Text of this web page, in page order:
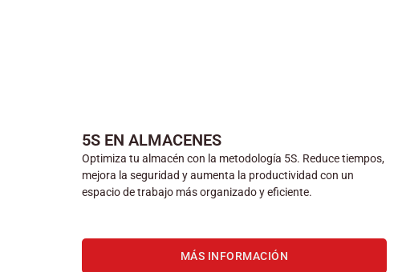
5S EN ALMACENES
Optimiza tu almacén con la metodología 5S. Reduce tiempos,
mejora la seguridad y aumenta la productividad con un
espacio de trabajo más organizado y eficiente.
MÁS INFORMACIÓN